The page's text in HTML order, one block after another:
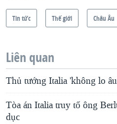
Tin tức Thế giới Châu Âu
Liên quan
Thủ tướng Italia 'không lo
Tòa án Italia truy tố ông
dục